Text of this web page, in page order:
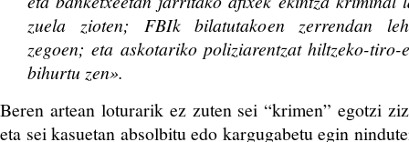
zuela zioten; FBIk bilatutakoen zerrendan
zegoen; eta askotariko poliziarentzat hiltzeko-tiro-
bihurtu zen».
Beren artean loturarik ez zuten sei “krimen” egotzi
eta sei kasuetan absolbitu edo kargugabetu egin